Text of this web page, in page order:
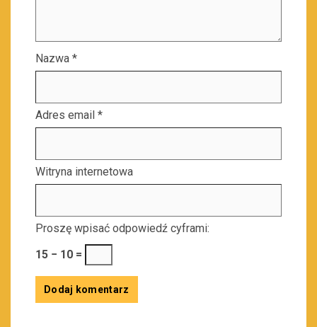
Nazwa *
Adres email *
Witryna internetowa
Proszę wpisać odpowiedź cyframi:
15 − 10 =